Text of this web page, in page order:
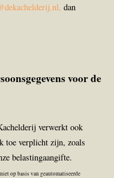
dan
voor de
verwerkt ook
toe verplicht zijn, zoals
belastingaangifte.
op basis van geautomatiseerde